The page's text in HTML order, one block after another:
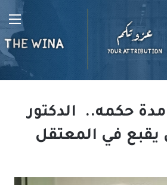
مدة حكمه.. الدكتور
يقبع في المعتقل